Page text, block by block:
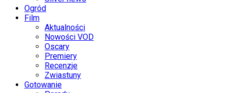
Ogród
Film
Aktualności
Nowości VOD
Oscary
Premiery
Recenzje
Zwiastuny
Gotowanie